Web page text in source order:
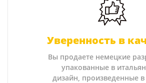
Уверенность в
Вы продаете немецкие
упакованные в
дизайн, произведенные